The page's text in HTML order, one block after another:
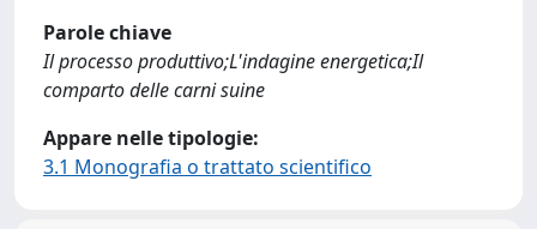
Parole chiave
Il processo produttivo;L'indagine energetica;Il
comparto delle carni suine
Appare nelle tipologie:
3.1 Monografia o trattato scientifico